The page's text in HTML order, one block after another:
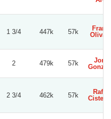
1 3/4 447k 57k
2 479k 57k
Jorge
2 3/4 462k 57k